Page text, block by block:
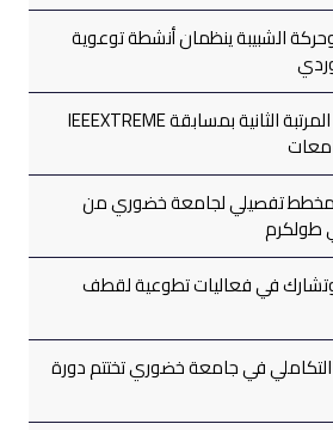
الشبيبة ينظمان أنشطة توعوية
خضوري تحقق المرتبة الثانية بمسابقة IEEEXTREME
مخطط تفصيلي لجامعة خضوري من
طولكرم
في فعاليات تطوعية لقطف
التكاملي في جامعة خضوري تختتم دورة